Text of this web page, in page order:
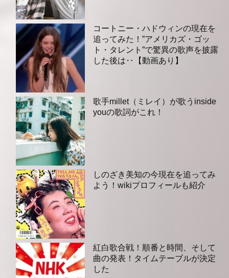
コートニー・ハドウィンの現在を
追ってみた！”アメリカズ・ゴッ
ト・タレント”で驚異の歌声を披露
した後は‥【動画あり】
歌手millet（ミレイ）が歌うinside
youの歌詞がこれ！
しのざき美知の今現在を追ってみ
よう！wikiプロフィールも紹介
紅白歌合戦！順番と時間、そして
曲の発表！タイムテーブルが決定
した